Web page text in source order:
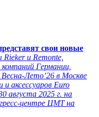
свои новые
Rieker и Remonte,
Германии,
Весна-Лето’26 в Москве
аксессуаров Euro
августа 2025 г. на
центре ЦМТ на